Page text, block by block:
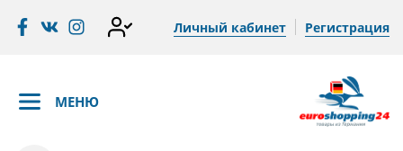
Личный кабинет Регистрация
МЕНЮ